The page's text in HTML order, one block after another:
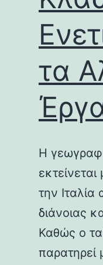
τα
Η
την
διάνοιας
Καθώς ο
παρατηρεί